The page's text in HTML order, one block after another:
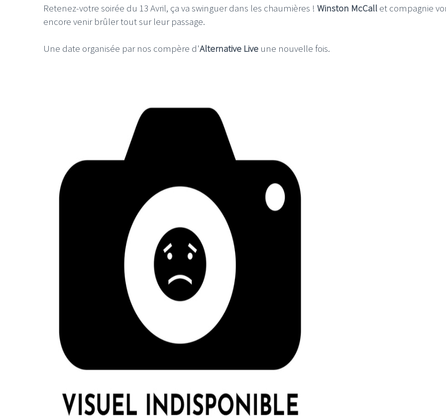
Retenez-votre soirée du 13 Avril, ça va swinguer dans les chaumières ! Winston McCall et compagnie
encore venir brûler tout sur leur passage.
Une date organisée par nos compère d'Alternative Live une nouvelle fois.